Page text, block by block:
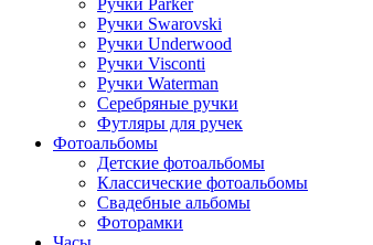
Ручки Parker
Ручки Swarovski
Ручки Underwood
Ручки Visconti
Ручки Waterman
Серебряные ручки
Футляры для ручек
Фотоальбомы
Детские фотоальбомы
Классические фотоальбомы
Свадебные альбомы
Фоторамки